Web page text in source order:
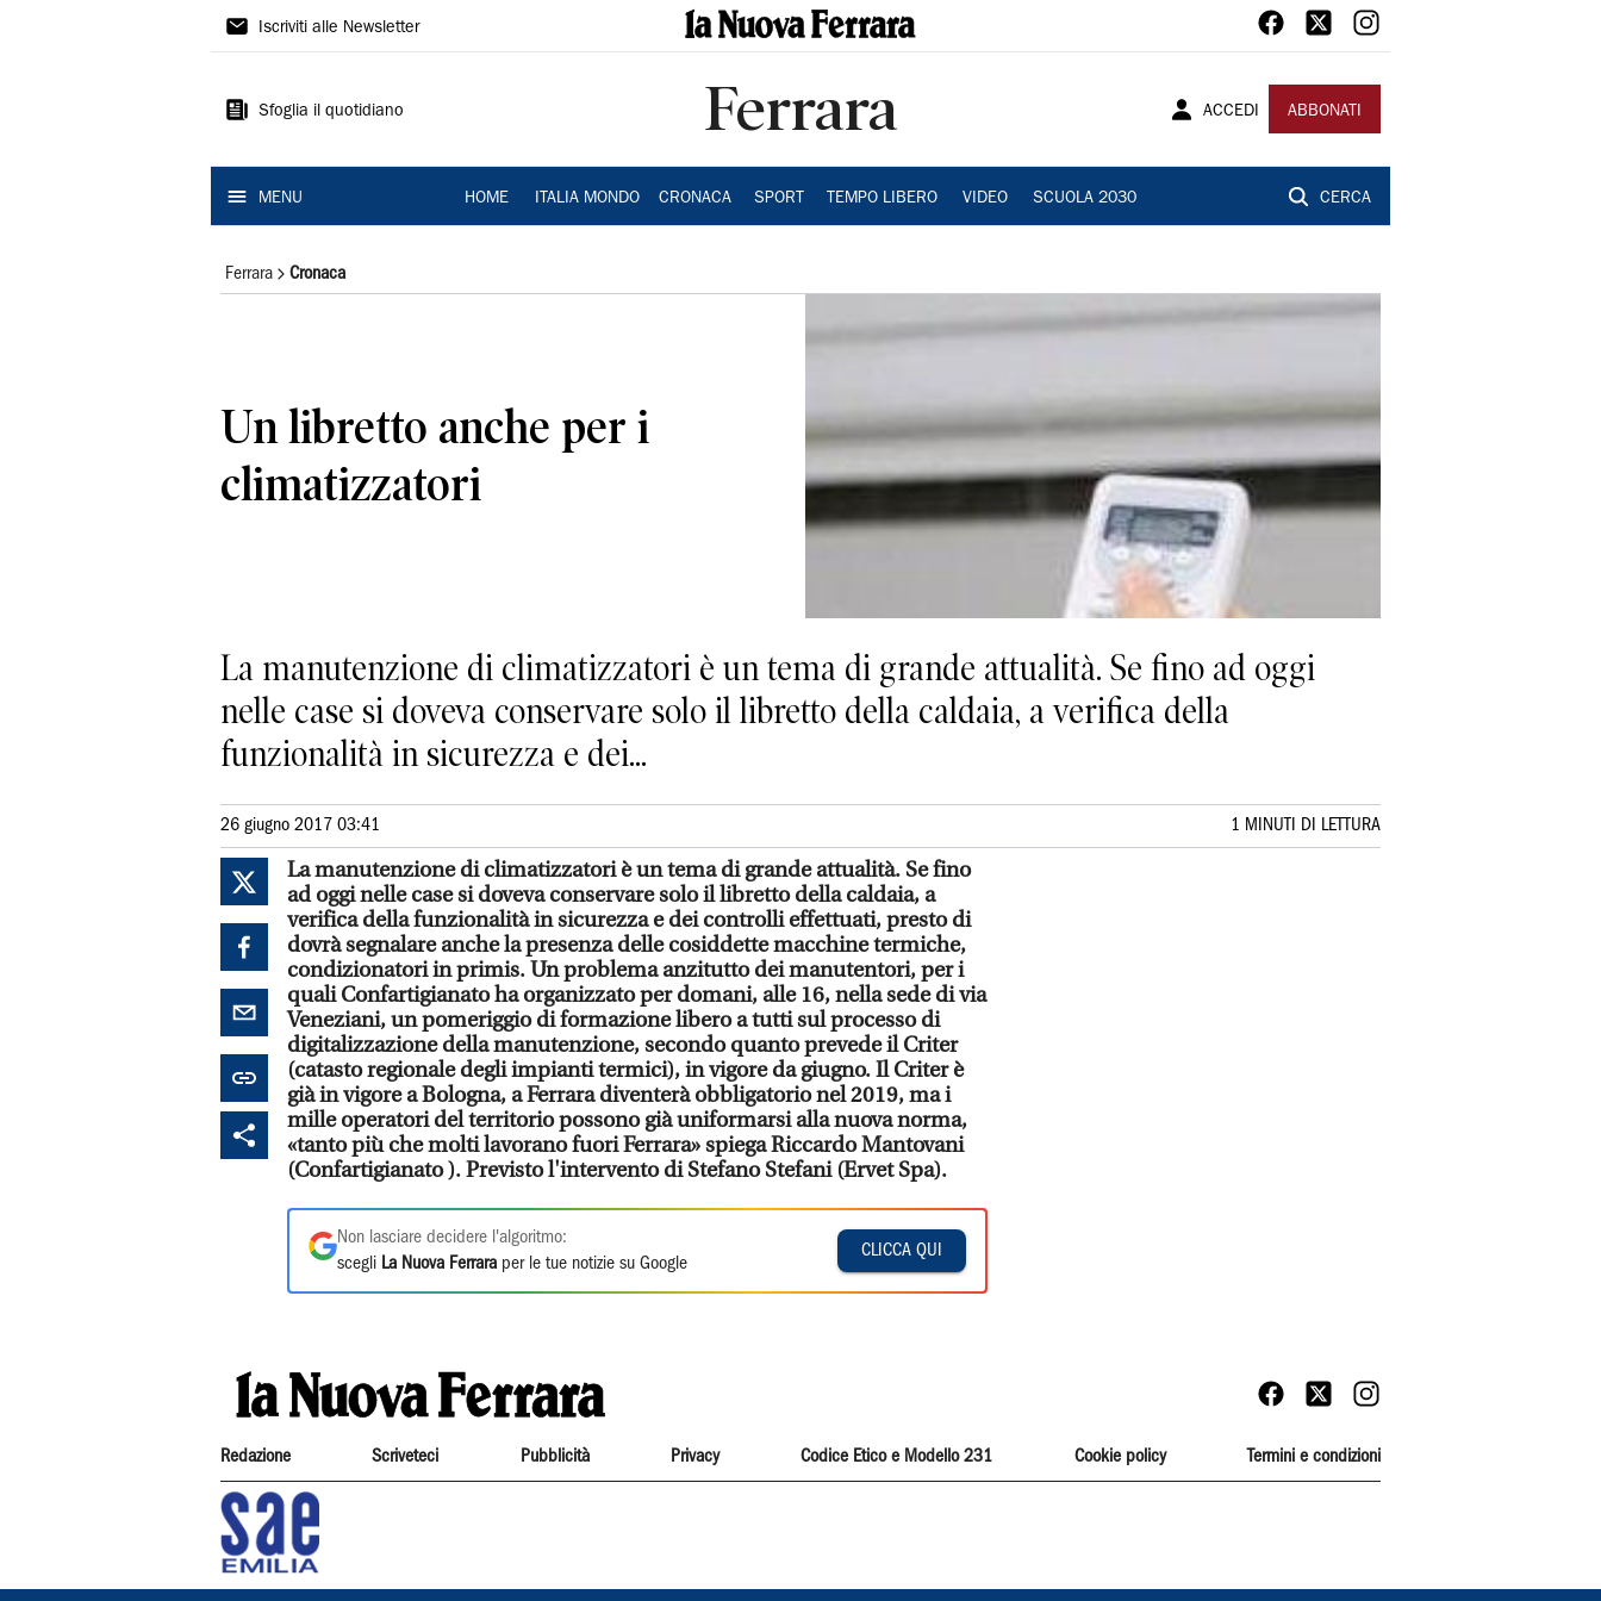
La
Ferrara
Iscriviti alle Newsletter
Sfoglia il quotidiano Ferrara ACCEDI ABBONATI
MENU HOME ITALIA MONDO CRONACA SPORT TEMPO LIBERO VIDEO SCUOLA 2030 CERCA
Ferrara Cronaca
Un libretto anche per i
climatizzatori
La manutenzione di climatizzatori è un tema di grande attualità. Se fino ad oggi
nelle case si doveva conservare solo il libretto della caldaia, a verifica della
funzionalità in sicurezza e dei...
26 giugno 2017 03:41 1 MINUTI DI LETTURA
La manutenzione di climatizzatori è un tema di grande attualità. Se fino
ad oggi nelle case si doveva conservare solo il libretto della caldaia, a
verifica della funzionalità in sicurezza e dei controlli effettuati, presto di
dovrà segnalare anche la presenza delle cosiddette macchine termiche,
condizionatori in primis. Un problema anzitutto dei manutentori, per i
quali Confartigianato ha organizzato per domani, alle 16, nella sede di via
Veneziani, un pomeriggio di formazione libero a tutti sul processo di
digitalizzazione della manutenzione, secondo quanto prevede il Criter
(catasto regionale degli impianti termici), in vigore da giugno. Il Criter è
già in vigore a Bologna, a Ferrara diventerà obbligatorio nel 2019, ma i
mille operatori del territorio possono già uniformarsi alla nuova norma,
«tanto più che molti lavorano fuori Ferrara» spiega Riccardo Mantovani
(Confartigianato ). Previsto l'intervento di Stefano Stefani (Ervet Spa).
Non lasciare decidere l'algoritmo:
scegli La Nuova Ferrara per le tue notizie su Google
CLICCA QUI
Redazione Scriveteci Pubblicità Privacy Codice Etico e Modello 231 Cookie policy Termini e condizioni